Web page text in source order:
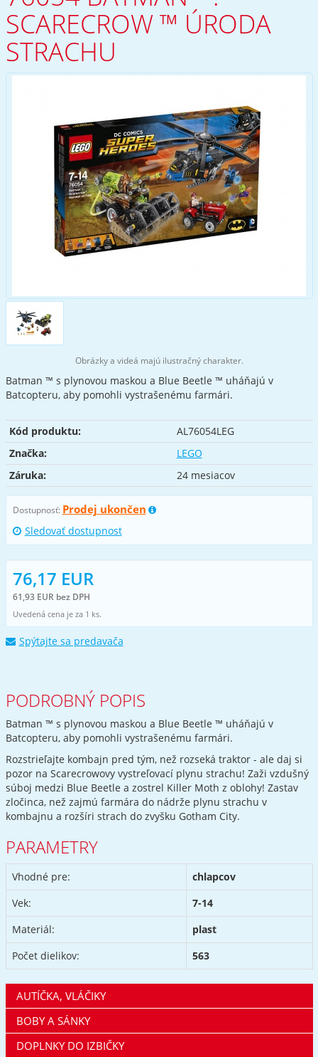
SCARECROW ™ ÚRODA
STRACHU
Obrázky a videá majú ilustračný charakter.
Batman ™ s plynovou maskou a Blue Beetle ™ uháňajú v
Batcopteru, aby pomohli vystrašenému farmári.
Kód produktu:
AL76054LEG
Značka:
LEGO
Záruka:
24 mesiacov
Dostupnosť: Prodej ukončen
Sledovať dostupnost
76,17 EUR
61,93 EUR bez DPH
Uvedená cena je za 1 ks.
Spýtajte sa predavača
PODROBNÝ POPIS
Batman ™ s plynovou maskou a Blue Beetle ™ uháňajú v
Batcopteru, aby pomohli vystrašenému farmári.
Rozstrieľajte kombajn pred tým, než rozseká traktor - ale daj si
pozor na Scarecrowovy vystreľovací plynu strachu! Zaži vzdušný
súboj medzi Blue Beetle a zostrel Killer Moth z oblohy! Zastav
zločinca, než zajmú farmára do nádrže plynu strachu v
kombajnu a rozšíri strach do zvyšku Gotham City.
PARAMETRY
Vhodné pre:
chlapcov
Vek:
7-14
Materiál:
plast
Počet dielikov:
563
AUTÍČKA, VLÁČIKY
BOBY A SÁNKY
DOPLNKY DO IZBIČKY